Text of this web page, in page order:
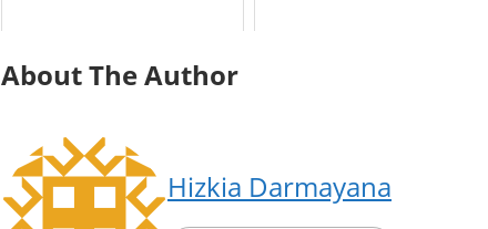
About The Author
Hizkia Darmayana